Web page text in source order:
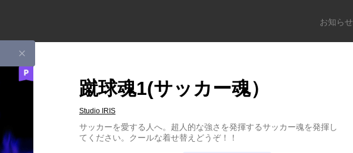
お知らせ
蹴球魂1(サッカー魂）
Studio IRIS
サッカーを愛する人へ。超人的な強さを発揮するサッカー魂を発揮し
てください。クールな着せ替えどうぞ！！